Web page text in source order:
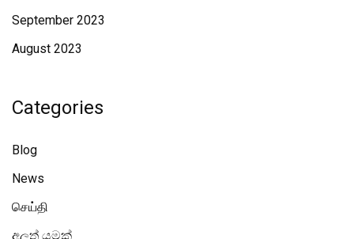
September 2023
August 2023
Categories
Blog
News
செய்தி
අලූත් යමක්